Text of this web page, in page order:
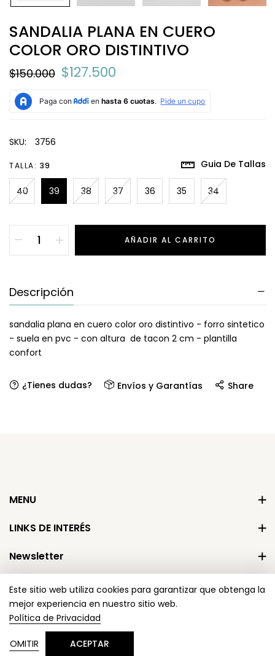
SANDALIA PLANA EN CUERO
COLOR ORO DISTINTIVO
$150.000 $127.500
SKU: 3756
TALLA: 39
40 39 38 37 36 35 34
Guia De Tallas
AÑADIR AL CARRITO
Descripción
sandalia plana en cuero color oro distintivo - forro sintetico
- suela en pvc - con altura de tacon 2 cm - plantilla
confort
¿Tienes dudas? Envíos y Garantías Share
MENU
LINKS DE INTERÉS
Newsletter
Este sitio web utiliza cookies para garantizar que obtenga la
mejor experiencia en nuestro sitio web.
Política de Privacidad
OMITIR ACEPTAR